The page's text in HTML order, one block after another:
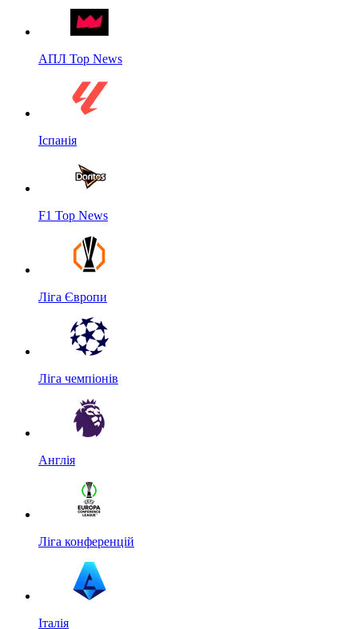
АПЛ Top News
Іспанія
F1 Top News
Ліга Європи
Ліга чемпіонів
Англія
Ліга конференцій
Італія